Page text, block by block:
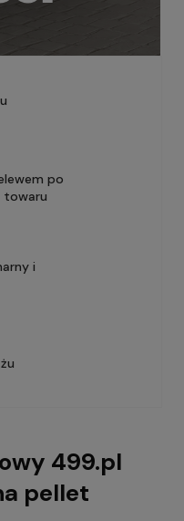
po
towaru
i
499.pl
pellet